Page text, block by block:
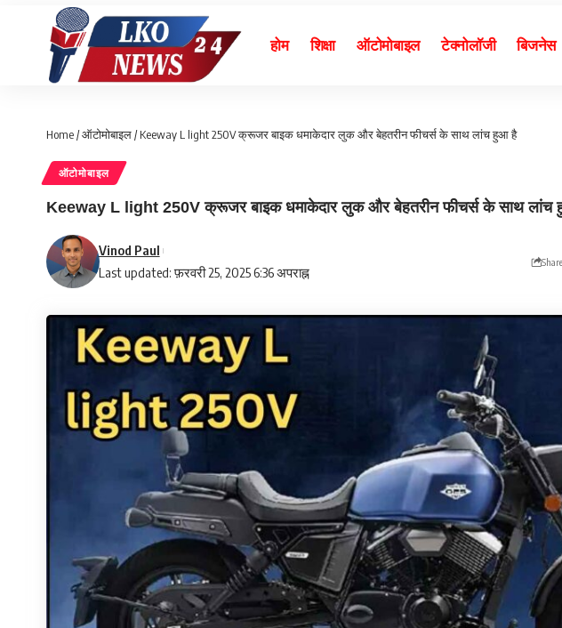
होम शिक्षा ऑटोमोबाइल टेक्नोलॉजी बिजनेस
Home/ऑटोमोबाइल/Keeway L light 250V क्रूजर बाइक धमाकेदार लुक और बेहतरीन फीचर्स के साथ लांच हुआ है
ऑटोमोबाइल
Keeway L light 250V क्रूजर बाइक धमाकेदार लुक और बेहतरीन फीचर्स के साथ लांच
Last updated: फ़रवरी 25, 2025 6:36 अपराह्न
Vinod Paul
Share